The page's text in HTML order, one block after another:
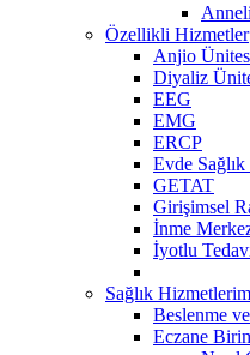
Özellikli Hizmetler
Anjio
Diyaliz
EEG
EMG
ERCP
Evde
GETAT
Girişimsel
İnme
İyotlu
Sağlık
Beslenme
Eczane